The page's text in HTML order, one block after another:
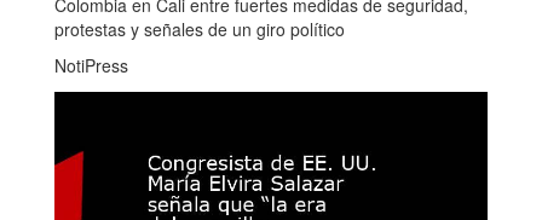
protestas y señales de un giro político
NotiPress